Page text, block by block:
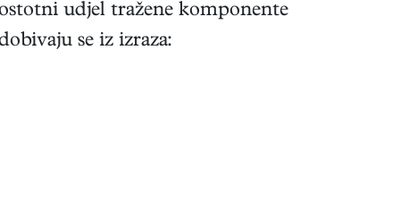
udjel tražene komponente
se iz izraza: